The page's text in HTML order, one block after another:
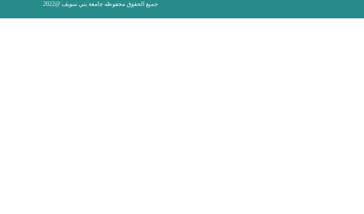
جميع الحقوق محفوظه جامعة بني سويف @2022